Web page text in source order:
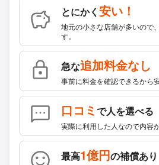
とにかく 安い！
地元の小さな店舗が多いので
す。
急な追加料金なし
事前に料金を確認できるから
口コミで人を選べる
実際に利用した人なので内容
最高1億円の補償あり